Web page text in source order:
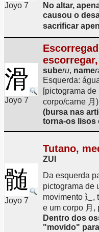
Joyo 7
No altar,
causou o
sacrificar
滑
Joyo 7
suberu, name
Esquerda:
[pictograma
corpo/carne 月)
(bursa nas
torna-os lisos
髄
Joyo 7
Tutano,
ZUI
Da esquerda
pictograma de
movimento 辶,
e um corpo 月,
Dentro dos
"movido"